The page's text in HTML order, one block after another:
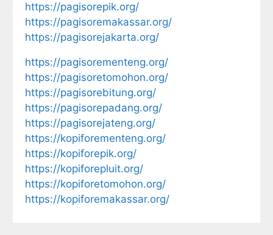
https://pagisorepik.org/
https://pagisoremakassar.org/
https://pagisorejakarta.org/
https://pagisorementeng.org/
https://pagisoretomohon.org/
https://pagisorebitung.org/
https://pagisorepadang.org/
https://pagisorejateng.org/
https://kopiforementeng.org/
https://kopiforepik.org/
https://kopiforepluit.org/
https://kopiforetomohon.org/
https://kopiforemakassar.org/